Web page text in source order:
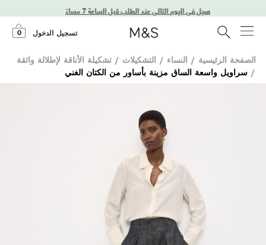
توصيل في اليوم التالي عند الطلب قبل الساعة 7 مساءً
تسجيل الدخول 0
الصفحة الرئيسية / النساء / التشكيلات / تشكيلة الأناقة لإطلالة واثقة
/ سراويل واسعة الساق مزينة بأساور من الكتان الغني